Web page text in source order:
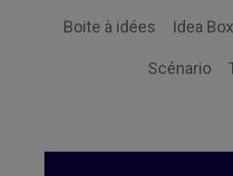
Boite à idées Idea Box
Scénario